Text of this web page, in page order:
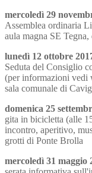
mercoledì 29
Assemblea ordinaria
aula magna SE
lunedì 12 ottobre
Seduta del Consiglio
(per informazioni vedi
sala comunale di
domenica 25
gita in bicicletta (alle
incontro, aperitivo,
grotti di Ponte Brolla
mercoledì 31 maggio